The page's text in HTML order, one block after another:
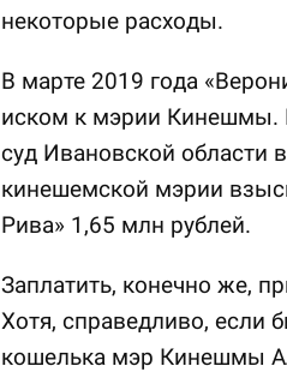
некоторые расходы.
В марте 2019 года
иском к мэрии Кинешмы.
суд Ивановской области
кинешемской мэрии
Рива» 1,65 млн рублей.
Заплатить, конечно же,
Хотя, справедливо, если
кошелька мэр Кинешмы